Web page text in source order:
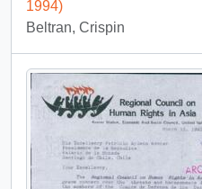
1994)
Beltran, Crispin